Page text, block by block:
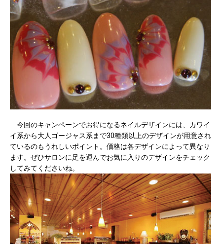
今回のキャンペーンでお得になるネイルデザインには、カワイ
イ系から大人ゴージャス系まで30種類以上のデザインが用意され
ているのもうれしいポイント。価格は各デザインによって異なり
ます。ぜひサロンに足を運んでお気に入りのデザインをチェック
してみてくださいね。